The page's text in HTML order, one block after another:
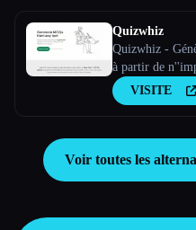
Quizwhiz
Quizwhiz -
à partir de
VISITE
Voir toutes les